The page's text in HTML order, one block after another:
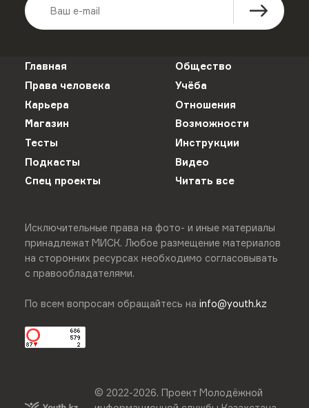
Главная
Общество
Права человека
Учёба
Карьера
Отношения
Магазин
Возможности
Тесты
Инструкции
Подкасты
Видео
Спец проекты
Читать все
Исключительные права на фото- и иные материалы
принадлежат МИСК. Любое размещение материалов
на сторонних ресурсах необходимо согласовывать
с правообладателями.
По всем вопросам обращайтесь на info@youth.kz
© 2022-2026.Проект Молодёжной